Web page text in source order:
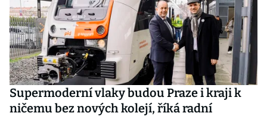
Supermoderní vlaky budou Praze i kraji k
ničemu bez nových kolejí, říká radní